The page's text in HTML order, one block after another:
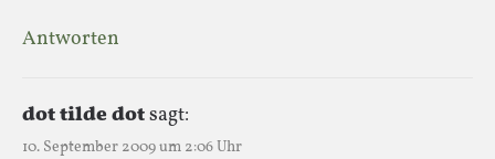
Antworten
dot tilde dotsagt:
10. September 2009 um 2:06 Uhr